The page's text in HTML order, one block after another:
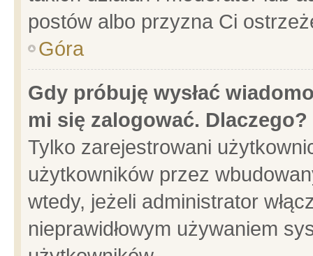
postów albo przyzna Ci
Góra
Gdy próbuję wysłać
mi się zalogować. Dlaczego?
Tylko zarejestrowani
użytkowników przez
wtedy, jeżeli administrator
nieprawidłowym używaniem